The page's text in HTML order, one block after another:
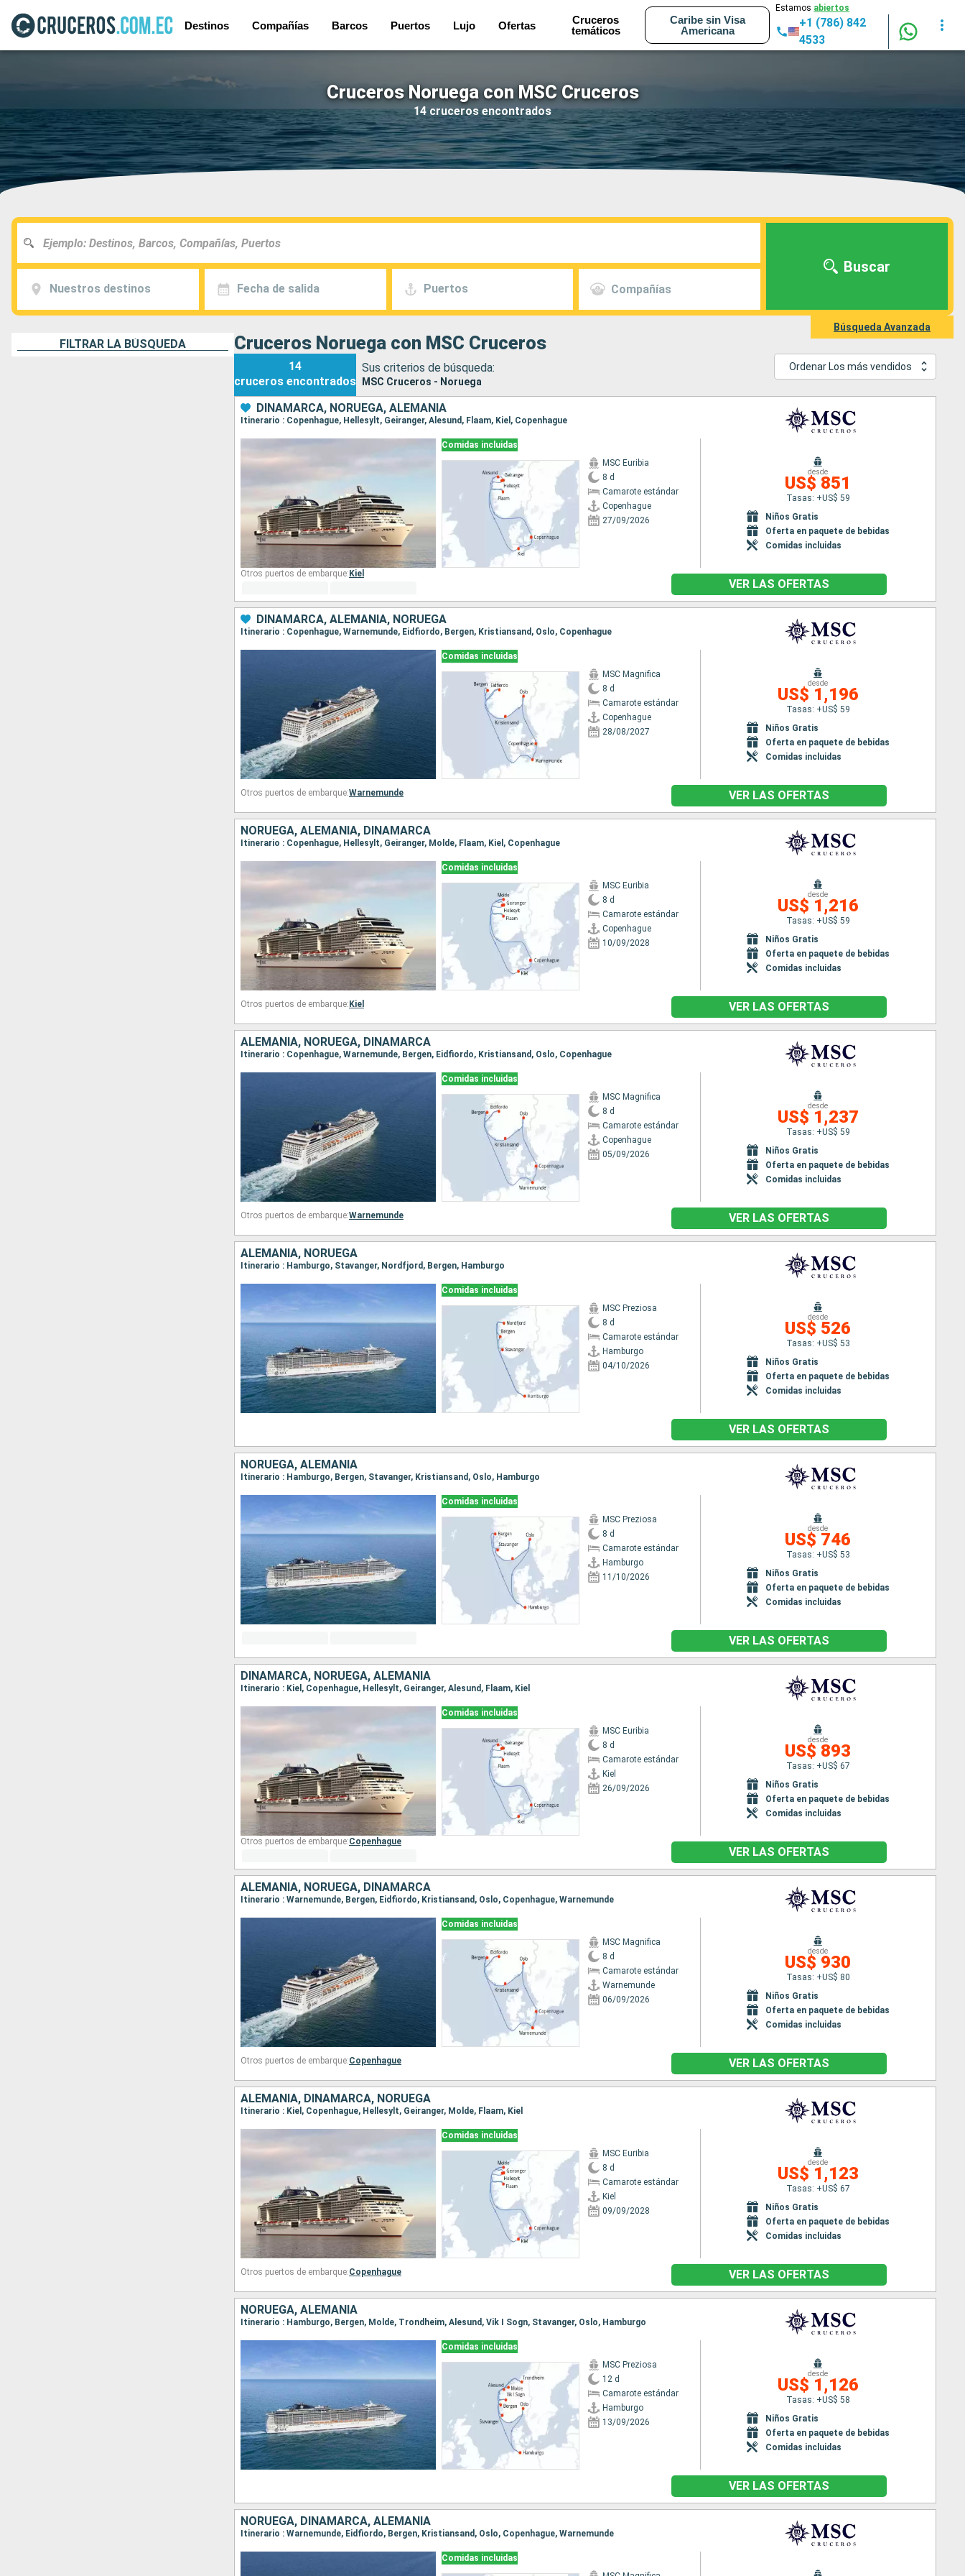
Destinos Compañías Barcos Puertos Lujo Ofertas
Cruceros
temáticos
Caribe sin Visa
Americana
Estamos abiertos
+1 (786) 842
4533
Cruceros Noruega con MSC Cruceros
14 cruceros encontrados
Nuestros destinos Fecha de salida Puertos Compañías
Buscar
Búsqueda Avanzada
FILTRAR LA BÚSQUEDA Cruceros Noruega con MSC Cruceros
14
cruceros encontrados
Sus criterios de búsqueda:
MSC Cruceros - Noruega
Ordenar Los más vendidos
DINAMARCA, NORUEGA, ALEMANIA
Itinerario : Copenhague, Hellesylt, Geiranger, Alesund, Flaam, Kiel, Copenhague
Comidas incluidas
MSC Euribia
8 d
Camarote estándar
Copenhague
27/09/2026
desde
US$ 851
Tasas: +US$ 59
Niños Gratis
Oferta en paquete de bebidas
Comidas incluidas
Otros puertos de embarque: Kiel
VER LAS OFERTAS
DINAMARCA, ALEMANIA, NORUEGA
Itinerario : Copenhague, Warnemunde, Eidfiordo, Bergen, Kristiansand, Oslo, Copenhague
Comidas incluidas
MSC Magnifica
8 d
Camarote estándar
Copenhague
28/08/2027
desde
US$ 1,196
Tasas: +US$ 59
Niños Gratis
Oferta en paquete de bebidas
Comidas incluidas
Otros puertos de embarque:Warnemunde VER LAS OFERTAS
NORUEGA, ALEMANIA, DINAMARCA
Itinerario : Copenhague, Hellesylt, Geiranger, Molde, Flaam, Kiel, Copenhague
Comidas incluidas
MSC Euribia
8 d
Camarote estándar
Copenhague
10/09/2028
desde
US$ 1,216
Tasas: +US$ 59
Niños Gratis
Oferta en paquete de bebidas
Comidas incluidas
Otros puertos de embarque: Kiel VER LAS OFERTAS
ALEMANIA, NORUEGA, DINAMARCA
Itinerario : Copenhague, Warnemunde, Bergen, Eidfiordo, Kristiansand, Oslo, Copenhague
Comidas incluidas
MSC Magnifica
8 d
Camarote estándar
Copenhague
05/09/2026
desde
US$ 1,237
Tasas: +US$ 59
Niños Gratis
Oferta en paquete de bebidas
Comidas incluidas
Otros puertos de embarque:Warnemunde VER LAS OFERTAS
ALEMANIA, NORUEGA
Itinerario : Hamburgo, Stavanger, Nordfjord, Bergen, Hamburgo
Comidas incluidas
MSC Preziosa
8 d
Camarote estándar
Hamburgo
04/10/2026
desde
US$ 526
Tasas: +US$ 53
Niños Gratis
Oferta en paquete de bebidas
Comidas incluidas
VER LAS OFERTAS
NORUEGA, ALEMANIA
Itinerario : Hamburgo, Bergen, Stavanger, Kristiansand, Oslo, Hamburgo
Comidas incluidas
MSC Preziosa
8 d
Camarote estándar
Hamburgo
11/10/2026
desde
US$ 746
Tasas: +US$ 53
Niños Gratis
Oferta en paquete de bebidas
Comidas incluidas
VER LAS OFERTAS
DINAMARCA, NORUEGA, ALEMANIA
Itinerario : Kiel, Copenhague, Hellesylt, Geiranger, Alesund, Flaam, Kiel
Comidas incluidas
MSC Euribia
8 d
Camarote estándar
Kiel
26/09/2026
desde
US$ 893
Tasas: +US$ 67
Niños Gratis
Oferta en paquete de bebidas
Comidas incluidas
Otros puertos de embarque:Copenhague
VER LAS OFERTAS
ALEMANIA, NORUEGA, DINAMARCA
Itinerario : Warnemunde, Bergen, Eidfiordo, Kristiansand, Oslo, Copenhague, Warnemunde
Comidas incluidas
MSC Magnifica
8 d
Camarote estándar
Warnemunde
06/09/2026
desde
US$ 930
Tasas: +US$ 80
Niños Gratis
Oferta en paquete de bebidas
Comidas incluidas
Otros puertos de embarque:Copenhague VER LAS OFERTAS
ALEMANIA, DINAMARCA, NORUEGA
Itinerario : Kiel, Copenhague, Hellesylt, Geiranger, Molde, Flaam, Kiel
Comidas incluidas
MSC Euribia
8 d
Camarote estándar
Kiel
09/09/2028
desde
US$ 1,123
Tasas: +US$ 67
Niños Gratis
Oferta en paquete de bebidas
Comidas incluidas
Otros puertos de embarque:Copenhague VER LAS OFERTAS
NORUEGA, ALEMANIA
Itinerario : Hamburgo, Bergen, Molde, Trondheim, Alesund, Vik I Sogn, Stavanger, Oslo, Hamburgo
Comidas incluidas
MSC Preziosa
12 d
Camarote estándar
Hamburgo
13/09/2026
desde
US$ 1,126
Tasas: +US$ 58
Niños Gratis
Oferta en paquete de bebidas
Comidas incluidas
VER LAS OFERTAS
NORUEGA, DINAMARCA, ALEMANIA
Itinerario : Warnemunde, Eidfiordo, Bergen, Kristiansand, Oslo, Copenhague, Warnemunde
Comidas incluidas